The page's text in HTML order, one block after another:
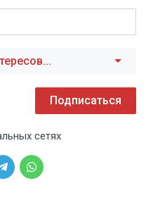
Подписаться
сетях